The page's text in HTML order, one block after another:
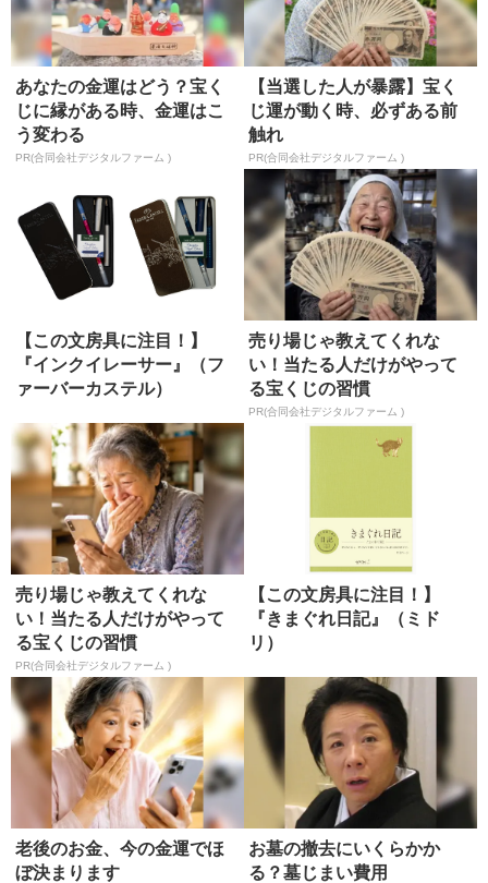
あなたの金運はどう？宝く
じに縁がある時、金運はこ
う変わる
PR(合同会社デジタルファーム )
【当選した人が暴露】宝く
じ運が動く時、必ずある前
触れ
PR(合同会社デジタルファーム )
【この文房具に注目！】
『インクイレーサー』（フ
ァーバーカステル）
売り場じゃ教えてくれな
い！当たる人だけがやって
る宝くじの習慣
PR(合同会社デジタルファーム )
売り場じゃ教えてくれな
い！当たる人だけがやって
る宝くじの習慣
PR(合同会社デジタルファーム )
【この文房具に注目！】
『きまぐれ日記』（ミド
リ）
老後のお金、今の金運でほ
ぼ決まります
お墓の撤去にいくらかか
る？墓じまい費用